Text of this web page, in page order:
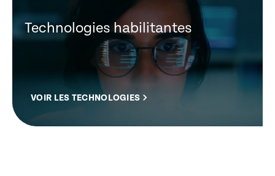
Technologies habilitantes
VOIR LES TECHNOLOGIES